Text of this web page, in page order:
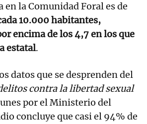
en la Comunidad Foral es de
10.000 habitantes,
encima de los 4,7 en los que
estatal.
datos que se desprenden del
contra la libertad sexual
por el Ministerio del
concluye que casi el 94% de